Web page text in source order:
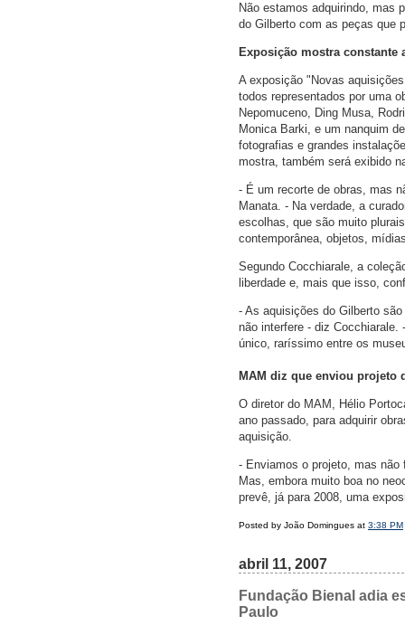
Não estamos adquirindo, mas
do Gilberto com as peças que
Exposição mostra constante
A exposição "Novas
todos representados por uma
Nepomuceno, Ding Musa,
Monica Barki, e um nanquim
fotografias e grandes
mostra, também será exibido
- É um recorte de obras, mas
Manata. - Na verdade, a
escolhas, que são muito
contemporânea, objetos,
Segundo Cocchiarale, a
liberdade e, mais que isso,
- As aquisições do Gilberto
não interfere - diz
único, raríssimo entre os
MAM diz que enviou projeto
O diretor do MAM, Hélio
ano passado, para adquirir
aquisição.
- Enviamos o projeto, mas
Mas, embora muito boa no
prevê, já para 2008, uma
Posted by João Domingues at 3:38 PM
abril 11, 2007
Fundação Bienal adia
Paulo